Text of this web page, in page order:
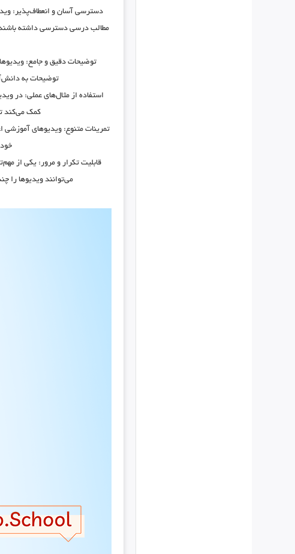
دسترسی آسان و انعطاف‌پذیر:
مطالب درسی دسترسی داشته باشند.
توضیحات دقیق و جامع:
توضیحات به
استفاده از مثال‌های عملی: در
کمک می‌کند
تمرینات متنوع: ویدیوهای آموزشی
قابلیت تکرار و مرور: یکی از
می‌توانند ویدیوها را